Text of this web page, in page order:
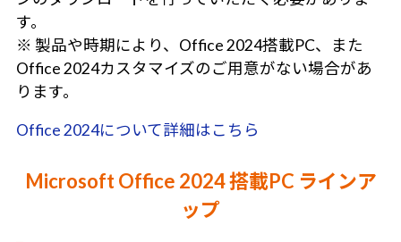
す。
※ 製品や時期により、Office 2024搭載PC、また
Office 2024カスタマイズのご用意がない場合があ
ります。
Office 2024について詳細はこちら
Microsoft Office 2024 搭載PC ラインア
ップ